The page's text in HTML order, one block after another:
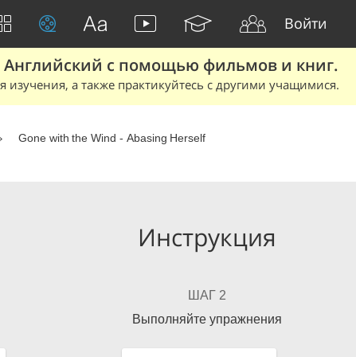
Войти
с помощью фильмов и книг.
изучения, а также практикуйтесь с другими учащимися.
Gone with the Wind - Abasing Herself
Инструкция
ШАГ 2
Выполняйте упражнения